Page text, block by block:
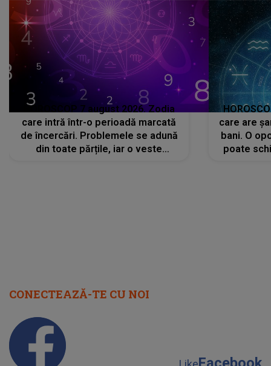
HOROSCOP 7 august 2026. Zodia
care intră într-o perioadă marcată
de încercări. Problemele se adună
din toate părțile, iar o veste
care are
bani. O
poate
CONECTEAZĂ-TE CU NOI